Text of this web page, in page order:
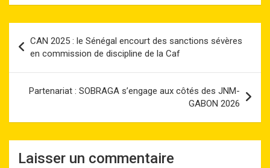
ce
b
o
o
k
st
o
d
o
n
ail er
es
t
at
A
p
p
ke
n
py
Li
n
k
ta
er
de
l’article
CAN 2025 : le Sénégal encourt des sanctions sévères
en commission de discipline de la Caf
Partenariat : SOBRAGA s’engage aux côtés des JNM-
GABON 2026
Laisser un commentaire